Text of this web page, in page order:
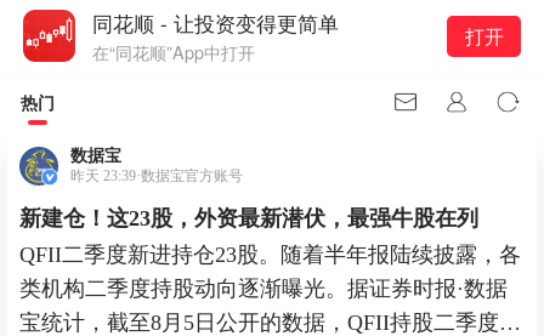
同花顺 - 让投资变得更简单
在“同花顺”App中打开
打开
热门
数据宝
昨天 23:39·数据宝官方账号
新建仓！这23股，外资最新潜伏，最强牛股在列
QFII二季度新进持仓23股。随着半年报陆续披露，各
类机构二季度持股动向逐渐曝光。据证券时报·数据
宝统计，截至8月5日公开的数据，QFII持股二季度末